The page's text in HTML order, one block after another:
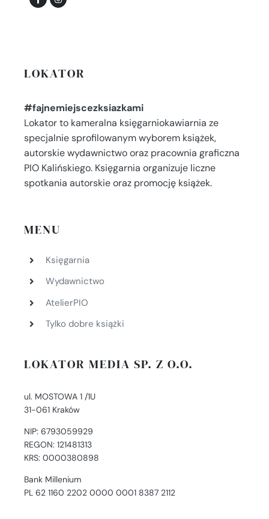
LOKATOR
#fajnemiejscezksiazkami
Lokator to kameralna księgarniokawiarnia ze
specjalnie sprofilowanym wyborem książek,
autorskie wydawnictwo oraz pracownia graficzna
PIO Kalińskiego. Księgarnia organizuje liczne
spotkania autorskie oraz promocję książek.
MENU
Księgarnia
Wydawnictwo
AtelierPIO
Tylko dobre książki
LOKATOR MEDIA SP. Z O.O.
ul. MOSTOWA 1 /1U
31-061 Kraków
NIP: 6793059929
REGON: 121481313
KRS: 0000380898
Bank Millenium
PL 62 1160 2202 0000 0001 8387 2112